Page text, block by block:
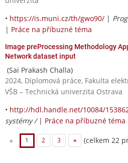
• https://is.muni.cz/th/gwo90/ |
| Práce na příbuzné téma
Image preProcessing Methodology
Network dataset input
(Sai Prakash Challa)
2024, Diplomová práce, Fakulta
VŠB – Technická univerzita Ostrava
• http://hdl.handle.net/10084/
systémy / | Práce na příbuzné téma
« 1 2 3 » (celkem 22